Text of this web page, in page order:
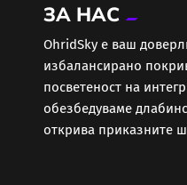
ЗА НАС
ОhridSky е ваш
избалансирано
посветеност на
обезбедуваме
открива приказните